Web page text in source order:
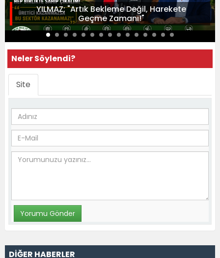
YILMAZ; "Artık Bekleme Değil, Harekete
Geçme Zamanı!"
Neler Söylendi?
Site
DİĞER HABERLER